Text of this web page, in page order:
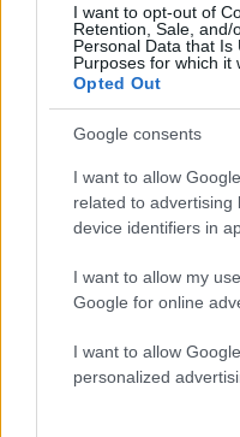
I want to opt-out of
Retention, Sale, and/
Personal Data that Is
Purposes for which it
Opted Out
Google consents
I want to allow
related to advertising
device identifiers in
I want to allow my
Google for online
I want to allow
personalized
Πιο
Η Ελένη
γιορτή του Άκη
χρόνια μου
Αριστοτέλης
Ριτσώνας το
σύνδεσμο του
Η Αγγελική
που έζησε και
μου»
«Αφιέρωσε τη